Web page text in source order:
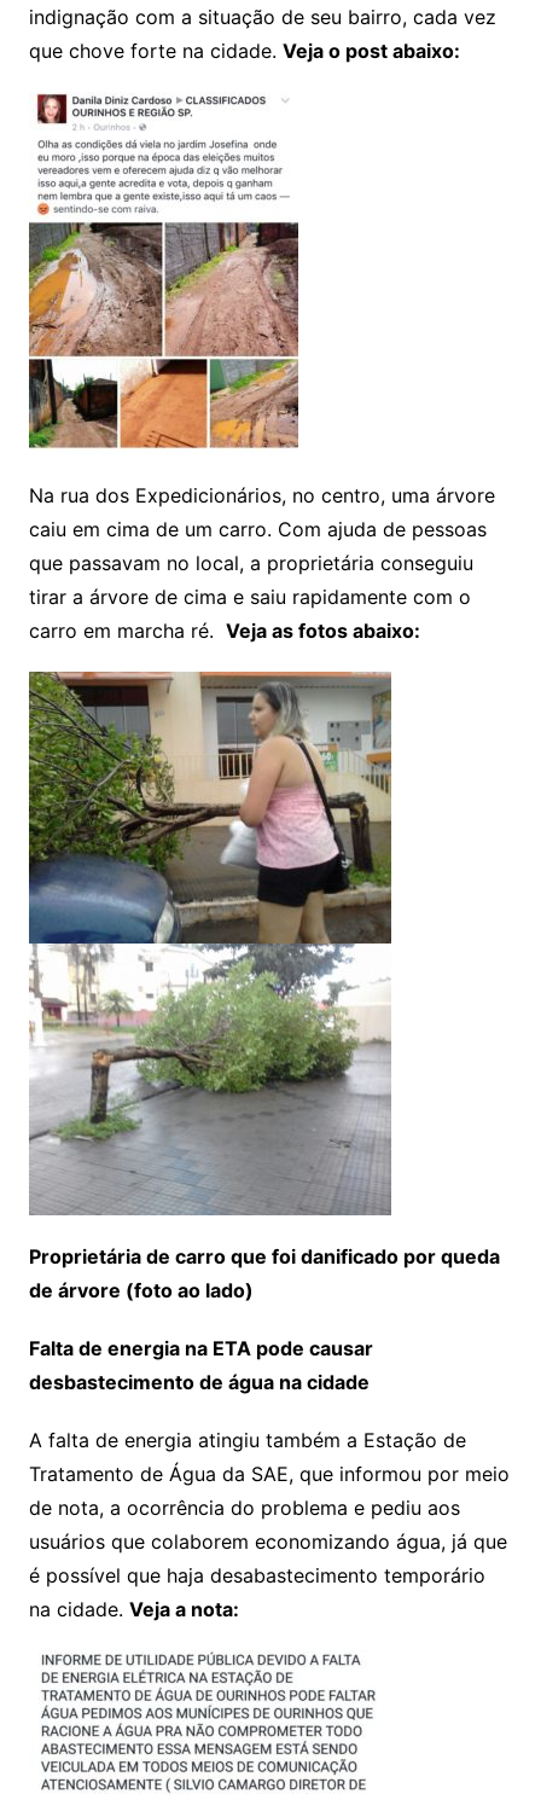
indignação com a situação de seu bairro, cada vez
que chove forte na cidade. Veja o post abaixo:
Na rua dos Expedicionários, no centro, uma árvore
caiu em cima de um carro. Com ajuda de pessoas
que passavam no local, a proprietária conseguiu
tirar a árvore de cima e saiu rapidamente com o
carro em marcha ré. Veja as fotos abaixo:
Proprietária de carro que foi danificado por queda
de árvore (foto ao lado)
Falta de energia na ETA pode causar
desbastecimento de água na cidade
A falta de energia atingiu também a Estação de
Tratamento de Água da SAE, que informou por meio
de nota, a ocorrência do problema e pediu aos
usuários que colaborem economizando água, já que
é possível que haja desabastecimento temporário
na cidade. Veja a nota: